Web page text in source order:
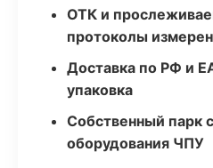
ОТК и
протоколы
Доставка по РФ и
упаковка
Собственный парк
оборудования ЧПУ